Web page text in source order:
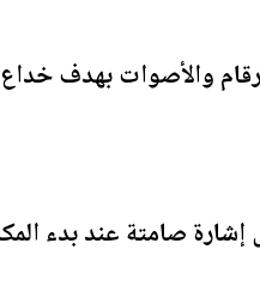
والأصوات بهدف
صامتة عند بدء